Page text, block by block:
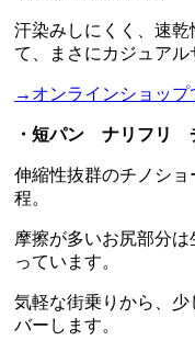
汗染みしにくく、速
て、まさにカジュアル
→オンラインショップ
・短パン ナリフリ
伸縮性抜群のチノシ
程。
摩擦が多いお尻部分
っています。
気軽な街乗りから、
バーします。